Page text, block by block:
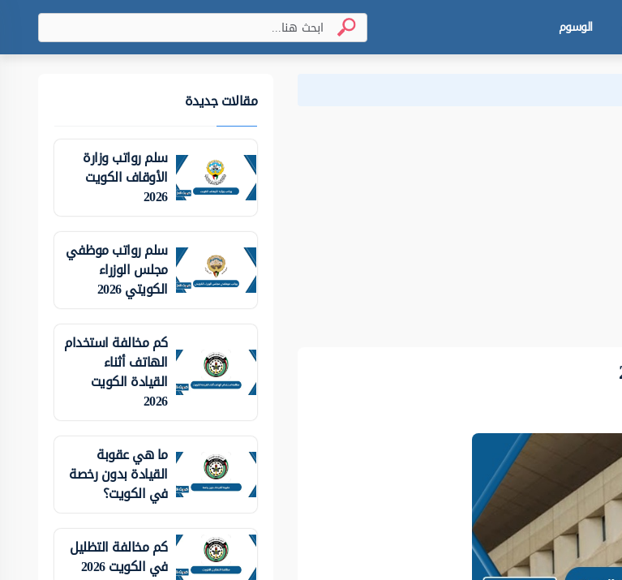
الوسوم
مقالات جديدة
سلم رواتب وزارة
الأوقاف الكويت
2026
سلم رواتب موظفي
مجلس الوزراء
الكويتي 2026
كم مخالفة استخدام
الهاتف أثناء
القيادة الكويت
2026
ما هي عقوبة
القيادة بدون رخصة
في الكويت؟
كم مخالفة التظليل
في الكويت 2026